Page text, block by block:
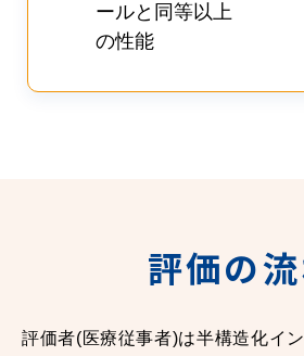
ールと同等以上
の性能
評価の
評価者(医療従事者)は半構造化イ